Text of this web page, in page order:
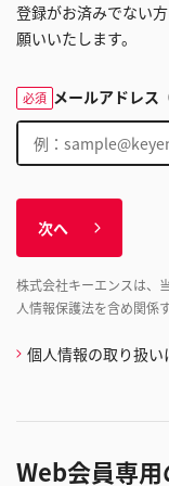
登録がお済みでない
願いいたします。
必須 メールアドレス
次へ
株式会社キーエンスは、
人情報保護法を含め関係
個人情報の取り扱い
Web会員専